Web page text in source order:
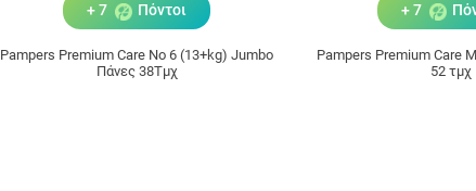
+ 7 Πόντοι
Pampers Premium Care No 6 (13+kg) Jumbo
Πάνες 38Τμχ
+ 7
Pampers Premium Care
52 τμχ